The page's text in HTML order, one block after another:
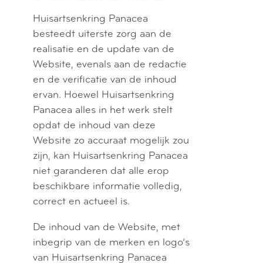
Huisartsenkring Panacea
besteedt uiterste zorg aan de
realisatie en de update van de
Website, evenals aan de redactie
en de verificatie van de inhoud
ervan. Hoewel Huisartsenkring
Panacea alles in het werk stelt
opdat de inhoud van deze
Website zo accuraat mogelijk zou
zijn, kan Huisartsenkring Panacea
niet garanderen dat alle erop
beschikbare informatie volledig,
correct en actueel is.
De inhoud van de Website, met
inbegrip van de merken en logo’s
van Huisartsenkring Panacea